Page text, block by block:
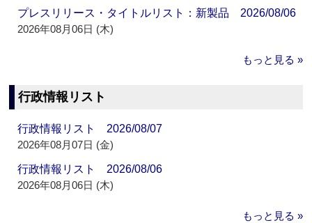
プレスリリース・タイトルリスト：新製品 2026/08/06
2026年08月06日 (木)
もっと見る »
行政情報リスト
行政情報リスト 2026/08/07
2026年08月07日 (金)
行政情報リスト 2026/08/06
2026年08月06日 (木)
もっと見る »